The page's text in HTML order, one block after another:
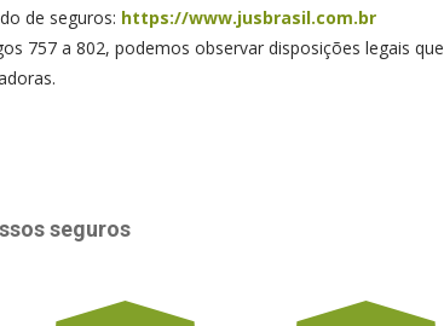
de seguros: https://www.jusbrasil.com.br
757 a 802, podemos observar disposições legais que
seguros